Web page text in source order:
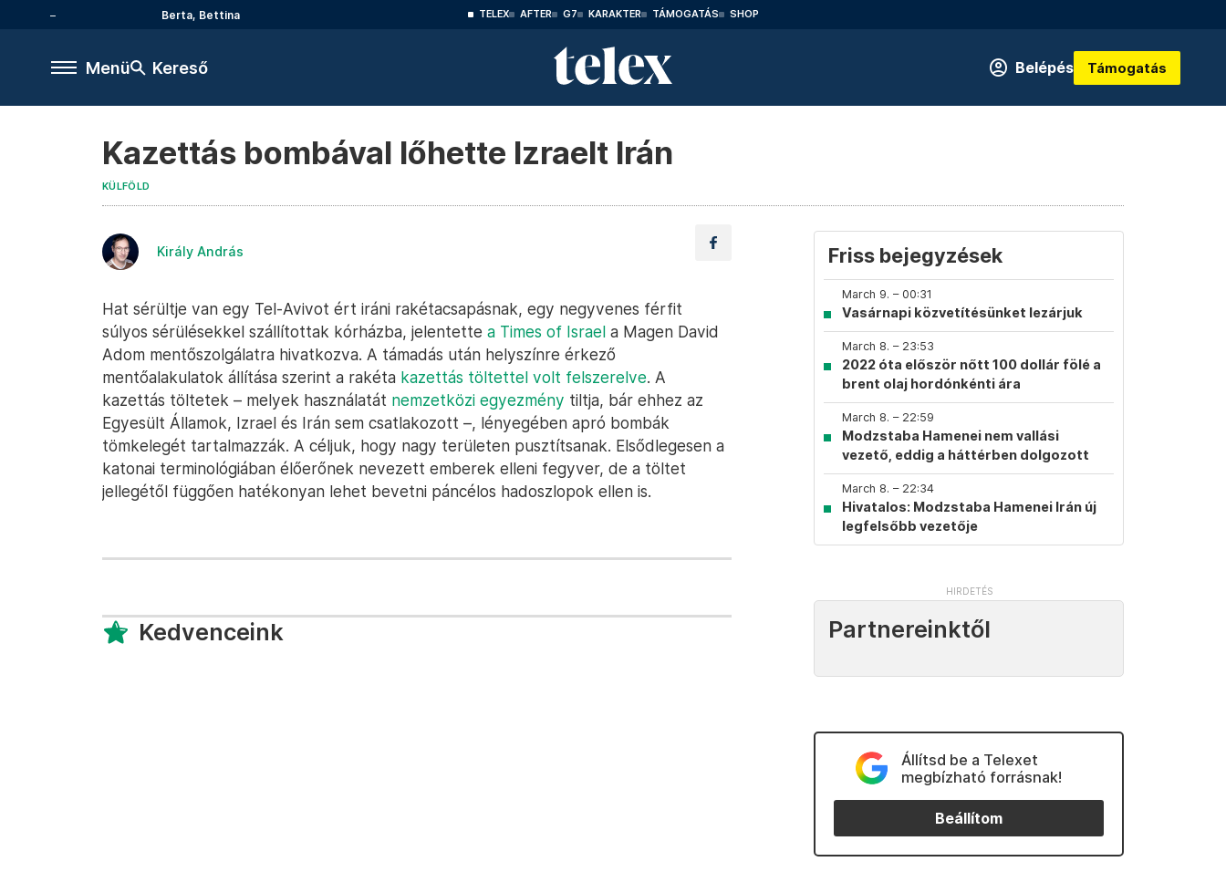
Berta, Bettina TELEX AFTER G7 KARAKTER TÁMOGATÁS SHOP
Menü Kereső Belépés Támogatás
Kazettás bombával lőhette Izraelt Irán
KÜLFÖLD
Király András
Hat sérültje van egy Tel-Avivot ért iráni rakétacsapásnak, egy negyvenes férfit
súlyos sérülésekkel szállítottak kórházba, jelentette a Times of Israel a Magen David
Adom mentőszolgálatra hivatkozva. A támadás után helyszínre érkező
mentőalakulatok állítása szerint a rakéta kazettás töltettel volt felszerelve. A
kazettás töltetek – melyek használatát nemzetközi egyezmény tiltja, bár ehhez az
Egyesült Államok, Izrael és Irán sem csatlakozott –, lényegében apró bombák
tömkelegét tartalmazzák. A céljuk, hogy nagy területen pusztítsanak. Elsődlegesen a
katonai terminológiában élőerőnek nevezett emberek elleni fegyver, de a töltet
jellegétől függően hatékonyan lehet bevetni páncélos hadoszlopok ellen is.
Kedvenceink
Friss bejegyzések
March 9. – 00:31
Vasárnapi közvetítésünket lezárjuk
March 8. – 23:53
2022 óta először nőtt 100 dollár fölé a
brent olaj hordónkénti ára
March 8. – 22:59
Modzstaba Hamenei nem vallási
vezető, eddig a háttérben dolgozott
March 8. – 22:34
Hivatalos: Modzstaba Hamenei Irán új
legfelsőbb vezetője
Partnereinktől
Állítsd be a Telexet
megbízható forrásnak!
Beállítom